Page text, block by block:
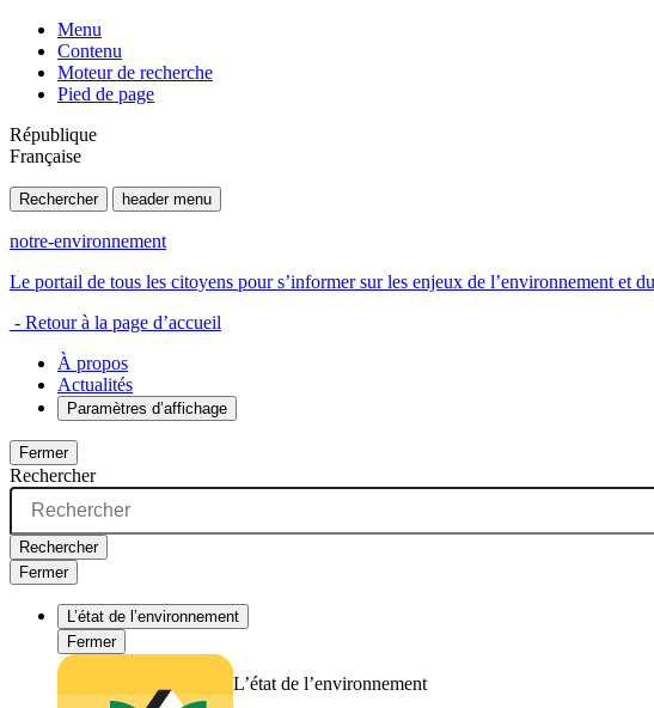
Menu
Contenu
Moteur de recherche
Pied de page
République
Française
Rechercher header menu
notre-environnement
Le portail de tous les citoyens pour s’informer sur les enjeux de l’environnement et
- Retour à la page d’accueil
À propos
Actualités
Paramètres d’affichage
Fermer
Rechercher
Rechercher
Fermer
L’état de l’environnement
Fermer
L’état de l’environnement